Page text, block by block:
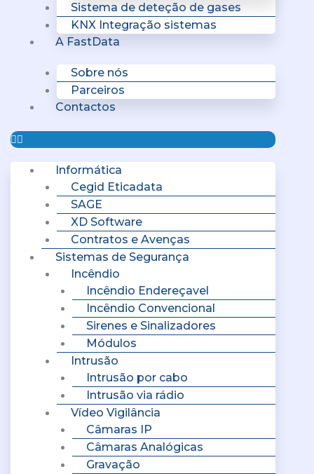
Sistema de deteção de gases
KNX Integração sistemas
A FastData
Sobre nós
Parceiros
Contactos
Informática
Cegid Eticadata
SAGE
XD Software
Contratos e Avenças
Sistemas de Segurança
Incêndio
Incêndio Endereçavel
Incêndio Convencional
Sirenes e Sinalizadores
Módulos
Intrusão
Intrusão por cabo
Intrusão via rádio
Vídeo Vigilância
Câmaras IP
Câmaras Analógicas
Gravação